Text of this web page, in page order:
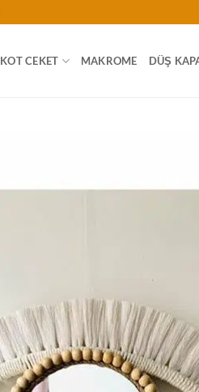
KOT CEKET MAKROME DÜŞ